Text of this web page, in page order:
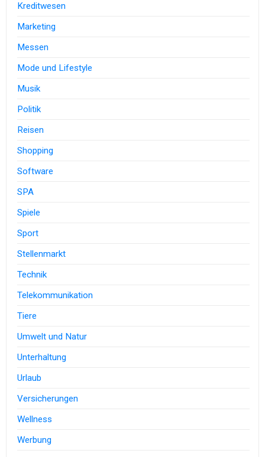
Kreditwesen
Marketing
Messen
Mode und Lifestyle
Musik
Politik
Reisen
Shopping
Software
SPA
Spiele
Sport
Stellenmarkt
Technik
Telekommunikation
Tiere
Umwelt und Natur
Unterhaltung
Urlaub
Versicherungen
Wellness
Werbung